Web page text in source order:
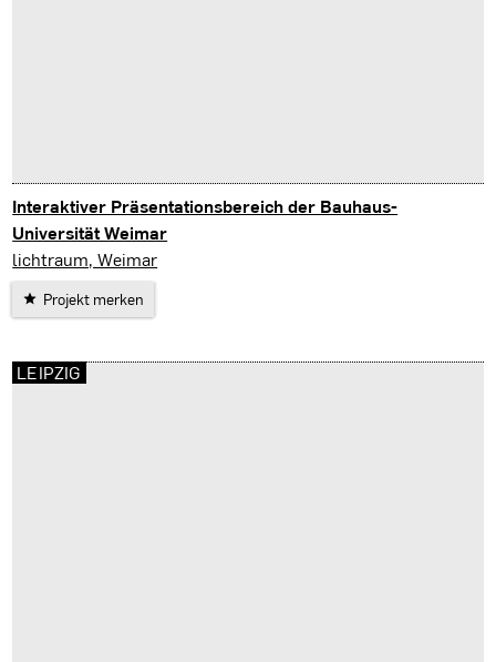
Interaktiver Präsentationsbereich der Bauhaus-
Universität Weimar
Weimar
lichtraum, Weimar
Projekt merken
LEIPZIG